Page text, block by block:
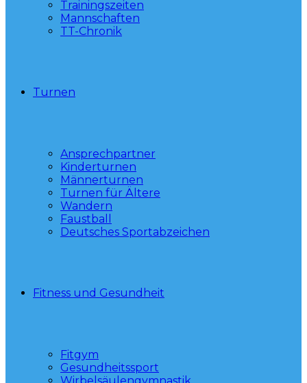
Trainingszeiten
Mannschaften
TT-Chronik
Turnen
Ansprechpartner
Kinderturnen
Männerturnen
Turnen für Ältere
Wandern
Faustball
Deutsches Sportabzeichen
Fitness und Gesundheit
Fitgym
Gesundheitssport